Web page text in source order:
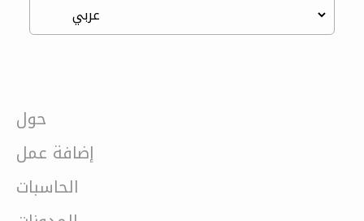
حول
إضافة عمل
الحاسبات